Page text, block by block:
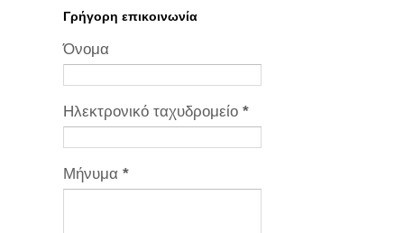
Γρήγορη επικοινωνία
Όνομα
Ηλεκτρονικό ταχυδρομείο *
Μήνυμα *